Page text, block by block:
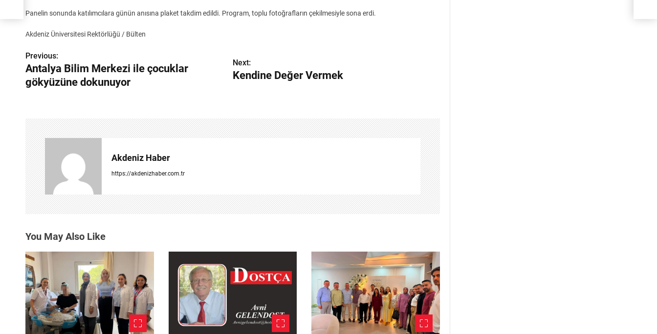
Panelin sonunda katılımcılara günün anısına plaket takdim edildi. Program, toplu fotoğrafların çekilmesiyle sona erdi.
Akdeniz Üniversitesi Rektörlüğü / Bülten
Y
a
g
e
z
i
n
e
s
i
Previous:
Antalya Bilim Merkezi ile çocuklar
gökyüzüne dokunuyor
Next:
Kendine Değer Vermek
Akdeniz Haber
https://akdenizhaber.com.tr
You May Also Like